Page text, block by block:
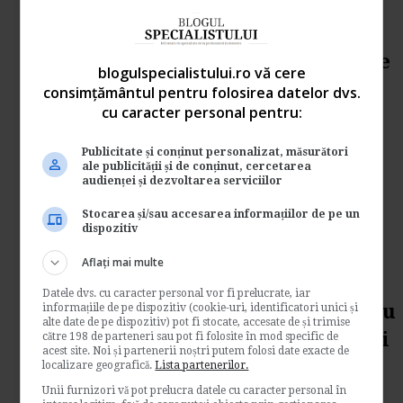
Citeste mai departe
Facturi omise la inregistrare
in 2012. Tratament fiscal si
contabil
deContabilul.ro
Vom stabili mai jos cum inregistram
urmatoarele facturi omise la inregistrare in
2012: factura...
Contabilitate si fiscalitate
→Citeste mai departe
Inregistrari contabile pentru
refacturare chirie si utilitati
deContabilul.ro
Vom analiza mai jos cazul unei societati
blogulspecialistului.ro vă cere
consimțământul pentru folosirea datelor dvs.
cu caracter personal pentru:
Publicitate și conținut personalizat, măsurători
ale publicității și de conținut, cercetarea
audienței și dezvoltarea serviciilor
Stocarea și/sau accesarea informațiilor de pe un
dispozitiv
Aflați mai multe
Datele dvs. cu caracter personal vor fi prelucrate, iar
informațiile de pe dispozitiv (cookie-uri, identificatori unici și
alte date de pe dispozitiv) pot fi stocate, accesate de și trimise
către 198 de parteneri sau pot fi folosite în mod specific de
acest site. Noi și partenerii noștri putem folosi date exacte de
localizare geografică.Lista partenerilor.
Unii furnizori vă pot prelucra datele cu caracter personal în